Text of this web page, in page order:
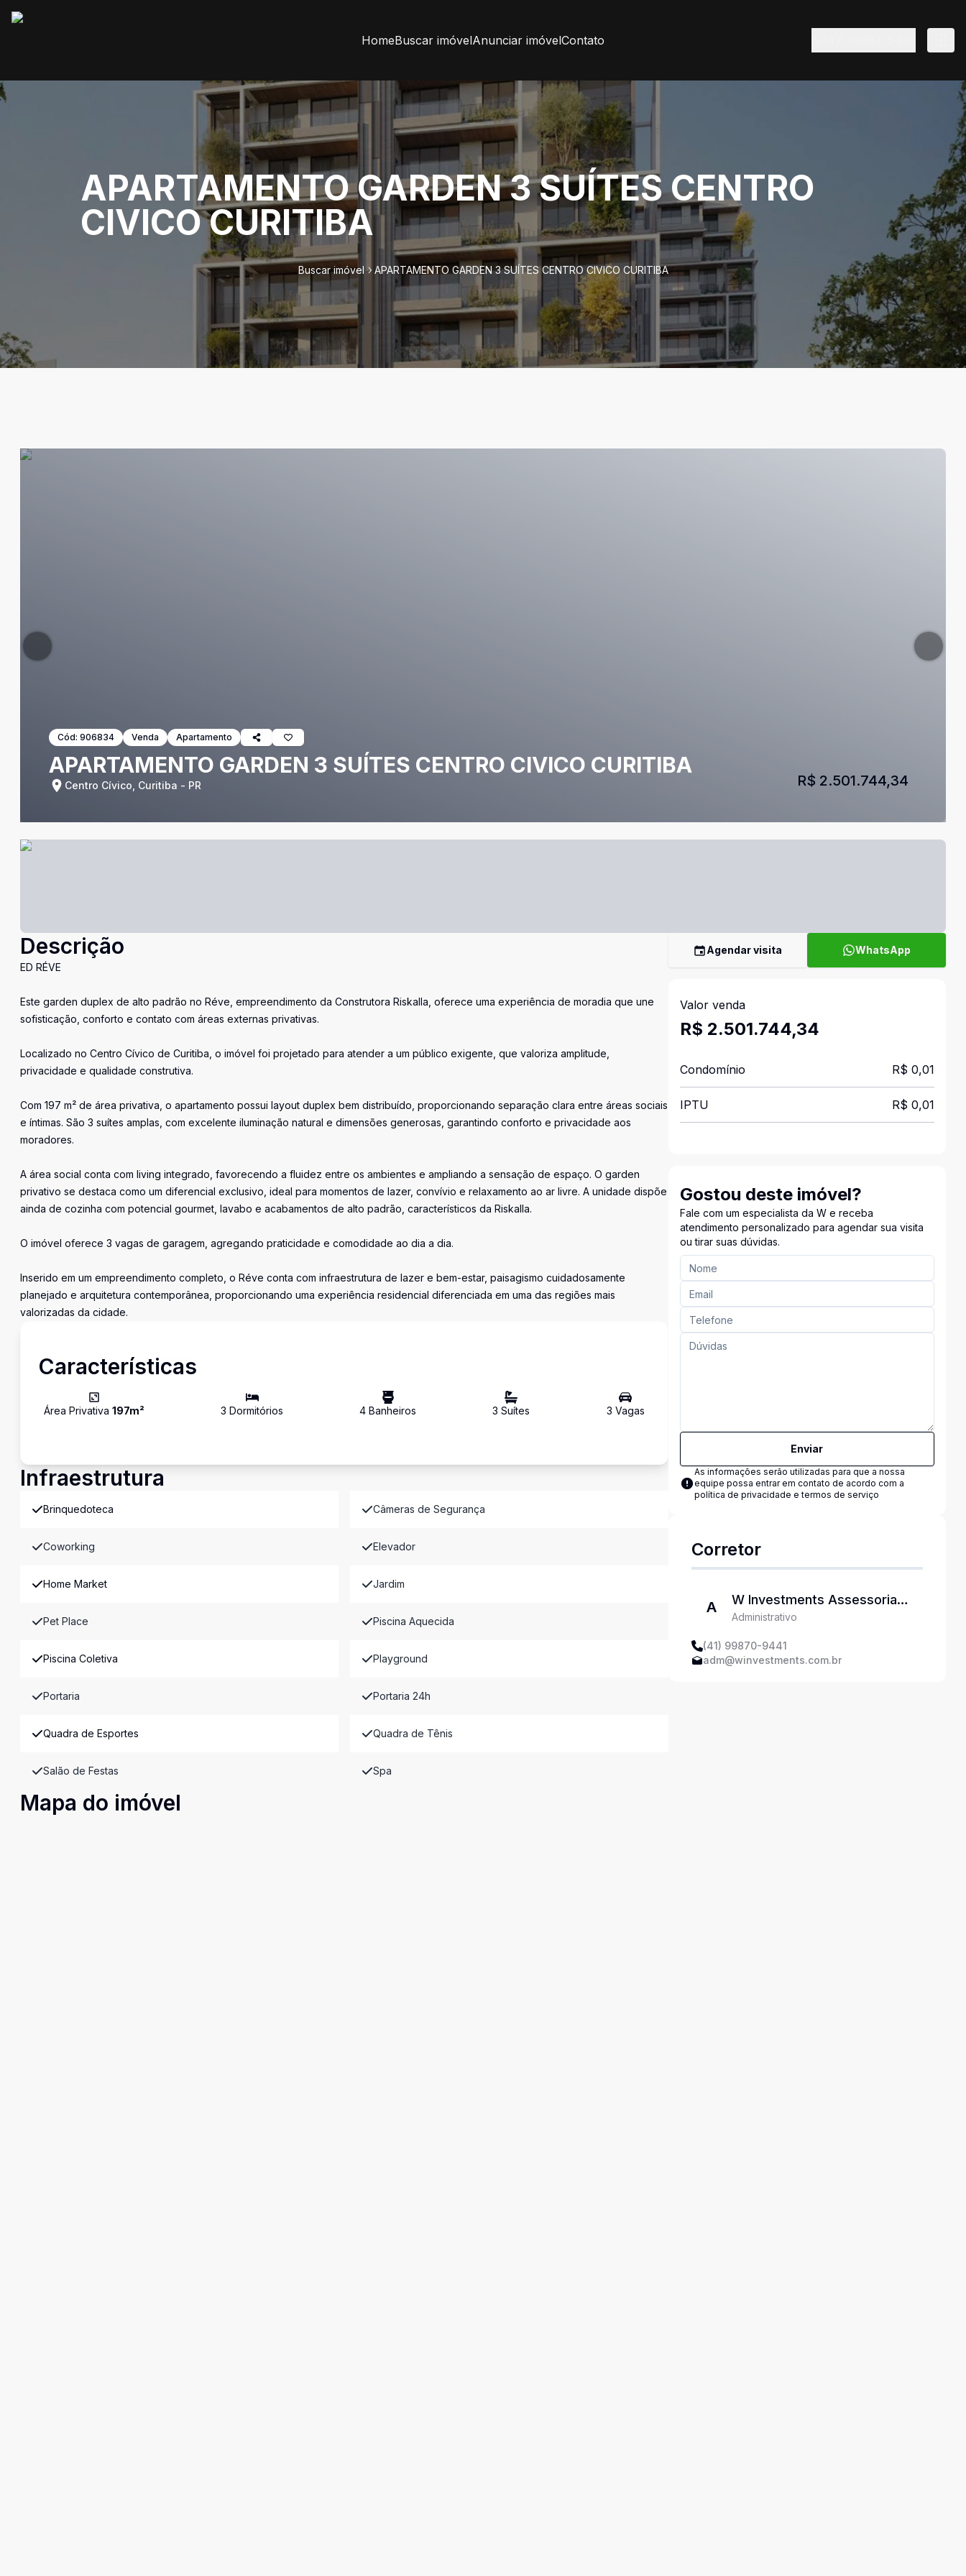
HomeBuscar imóvelAnunciar imóvelContato
APARTAMENTO GARDEN 3 SUÍTES CENTRO
CIVICO CURITIBA
Buscar imóvel APARTAMENTO GARDEN 3 SUÍTES CENTRO CIVICO CURITIBA
Cód: 906834 Venda Apartamento
APARTAMENTO GARDEN 3 SUÍTES CENTRO CIVICO CURITIBA
Centro Cívico, Curitiba - PR R$ 2.501.744,34
Descrição
ED RÉVE
Este garden duplex de alto padrão no Réve, empreendimento da Construtora Riskalla, oferece uma experiência de moradia que une
sofisticação, conforto e contato com áreas externas privativas.
Localizado no Centro Cívico de Curitiba, o imóvel foi projetado para atender a um público exigente, que valoriza amplitude,
privacidade e qualidade construtiva.
Com 197 m² de área privativa, o apartamento possui layout duplex bem distribuído, proporcionando separação clara entre áreas sociais
e íntimas. São 3 suítes amplas, com excelente iluminação natural e dimensões generosas, garantindo conforto e privacidade aos
moradores.
A área social conta com living integrado, favorecendo a fluidez entre os ambientes e ampliando a sensação de espaço. O garden
privativo se destaca como um diferencial exclusivo, ideal para momentos de lazer, convívio e relaxamento ao ar livre. A unidade dispõe
ainda de cozinha com potencial gourmet, lavabo e acabamentos de alto padrão, característicos da Riskalla.
O imóvel oferece 3 vagas de garagem, agregando praticidade e comodidade ao dia a dia.
Inserido em um empreendimento completo, o Réve conta com infraestrutura de lazer e bem-estar, paisagismo cuidadosamente
planejado e arquitetura contemporânea, proporcionando uma experiência residencial diferenciada em uma das regiões mais
valorizadas da cidade.
Características
Área Privativa 197m² 3 Dormitórios 4 Banheiros 3 Suítes 3 Vagas
Infraestrutura
Brinquedoteca Câmeras de Segurança
Coworking Elevador
Home Market Jardim
Pet Place Piscina Aquecida
Piscina Coletiva Playground
Portaria Portaria 24h
Quadra de Esportes Quadra de Tênis
Salão de Festas Spa
Mapa do imóvel
Agendar visita WhatsApp
Valor venda
R$ 2.501.744,34
Condomínio R$ 0,01
IPTU R$ 0,01
Gostou deste imóvel?
Fale com um especialista da W e receba
atendimento personalizado para agendar sua visita
ou tirar suas dúvidas.
Enviar
As informações serão utilizadas para que a nossa
equipe possa entrar em contato de acordo com a
política de privacidade e termos de serviço
Corretor
A
W Investments Assessoria
Imobiliária
Administrativo
(41) 99870-9441
adm@winvestments.com.br